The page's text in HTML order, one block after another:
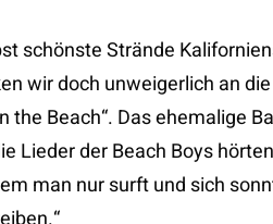
schönste Strände
wir doch unweigerlich an die
the Beach“. Das ehemalige
Lieder der Beach Boys
man nur surft und sich